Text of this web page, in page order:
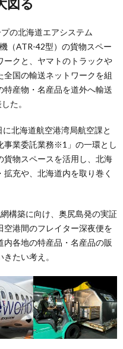
の北海道エアシステム
（ATR-42型）の貨物スペー
ークと、ヤマトのトラックや
国の輸送ネットワークを組
産物・名産品を道外へ輸送
た。
北海道航空港湾局航空課と
事業委託業務※1」の一環とし
貨物スペースを活用し、北海
充や、北海道内を取り巻く
構築に向け、奥尻島発の実証
港間のフレイター深夜便を
各地の特産品・名産品の販
たい考え。